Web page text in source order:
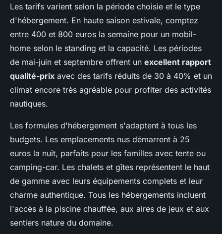
Les tarifs varient selon la période choisie et le type
d'hébergement. En haute saison estivale, comptez
entre 400 et 800 euros la semaine pour un mobil-
home selon le standing et la capacité. Les périodes
de mai-juin et septembre offrent un excellent rapport
qualité-prix avec des tarifs réduits de 30 à 40% et un
climat encore très agréable pour profiter des activités
nautiques.
Les formules d'hébergement s'adaptent à tous les
budgets. Les emplacements nus démarrent à 25
euros la nuit, parfaits pour les familles avec tente ou
camping-car. Les chalets et gîtes représentent le haut
de gamme avec leurs équipements complets et leur
charme authentique. Tous les hébergements incluent
l'accès à la piscine chauffée, aux aires de jeux et aux
sentiers nature du domaine.